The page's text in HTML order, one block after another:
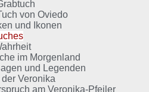
von Oviedo
und Ikonen
im Morgenland
und Legenden
Veronika
am Veronika-Pfeiler